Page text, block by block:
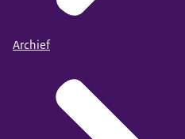
Archief